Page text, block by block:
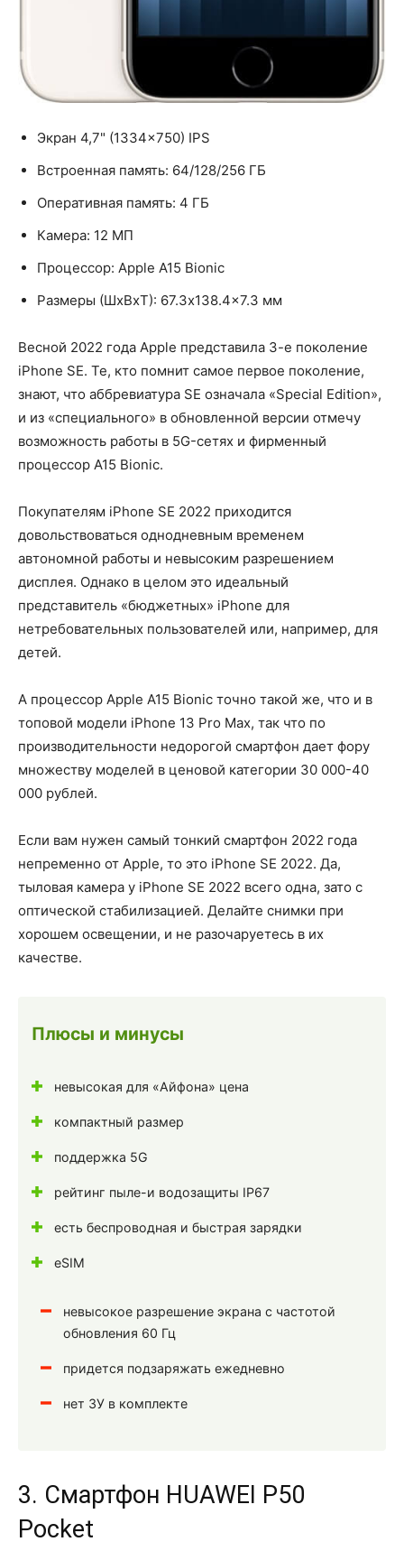
Экран 4,7" (1334×750) IPS
Встроенная память: 64/128/256 ГБ
Оперативная память: 4 ГБ
Камера: 12 МП
Процессор: Apple A15 Bionic
Размеры (ШxВxТ): 67.3x138.4x7.3 мм
Весной 2022 года Apple представила 3-е поколение
iPhone SE. Те, кто помнит самое первое поколение,
знают, что аббревиатура SE означала «Special Edition»,
и из «специального» в обновленной версии отмечу
возможность работы в 5G-сетях и фирменный
процессор A15 Bionic.
Покупателям iPhone SE 2022 приходится
довольствоваться однодневным временем
автономной работы и невысоким разрешением
дисплея. Однако в целом это идеальный
представитель «бюджетных» iPhone для
нетребовательных пользователей или, например, для
детей.
А процессор Apple A15 Bionic точно такой же, что и в
топовой модели iPhone 13 Pro Max, так что по
производительности недорогой смартфон дает фору
множеству моделей в ценовой категории 30 000-40
000 рублей.
Если вам нужен самый тонкий смартфон 2022 года
непременно от Apple, то это iPhone SE 2022. Да,
тыловая камера у iPhone SE 2022 всего одна, зато с
оптической стабилизацией. Делайте снимки при
хорошем освещении, и не разочаруетесь в их
качестве.
Плюсы и минусы
невысокая для «Айфона» цена
компактный размер
поддержка 5G
рейтинг пыле-и водозащиты IP67
есть беспроводная и быстрая зарядки
eSIM
невысокое разрешение экрана с частотой
обновления 60 Гц
придется подзаряжать ежедневно
нет ЗУ в комплекте
3. Смартфон HUAWEI P50
Pocket